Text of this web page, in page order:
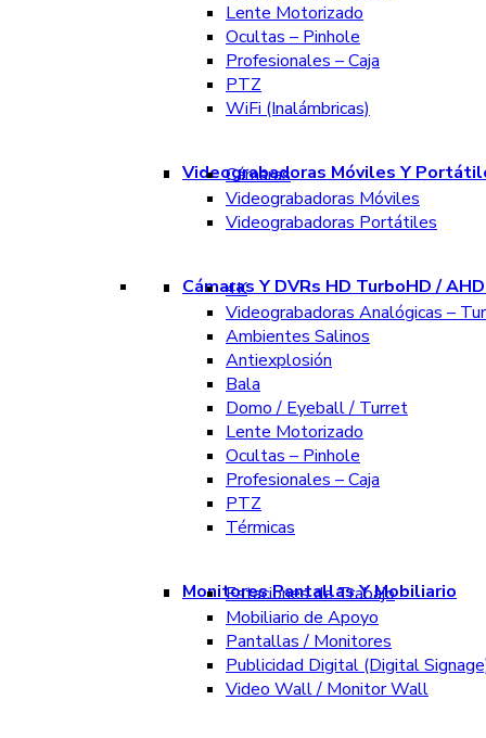
Lente Motorizado
Ocultas – Pinhole
Profesionales – Caja
PTZ
WiFi (Inalámbricas)
Videograbadoras Móviles Y
Cámaras
Videograbadoras Móviles
Videograbadoras Portátiles
Cámaras Y DVRs HD TurboHD /
4K
Videograbadoras Analógicas –
Ambientes Salinos
Antiexplosión
Bala
Domo / Eyeball / Turret
Lente Motorizado
Ocultas – Pinhole
Profesionales – Caja
PTZ
Térmicas
Monitores Pantallas Y Mobiliario
Estaciones de Trabajo
Mobiliario de Apoyo
Pantallas / Monitores
Publicidad Digital (Digital
Video Wall / Monitor Wall